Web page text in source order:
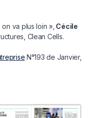
va plus loin », Cécile
Clean Cells.
N°193 de Janvier,